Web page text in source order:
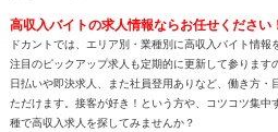
高収入バイトの求人情報ならお任せください！
ドカントでは、エリア別・業種別に高収入バイト情報
注目のピックアップ求人も定期的に更新して参ります
日払いや即決求人、また社員登用ありなど、働き方
ただけます。接客が好き！という方や、コツコツ集
種で高収入求人を探してみませんか？